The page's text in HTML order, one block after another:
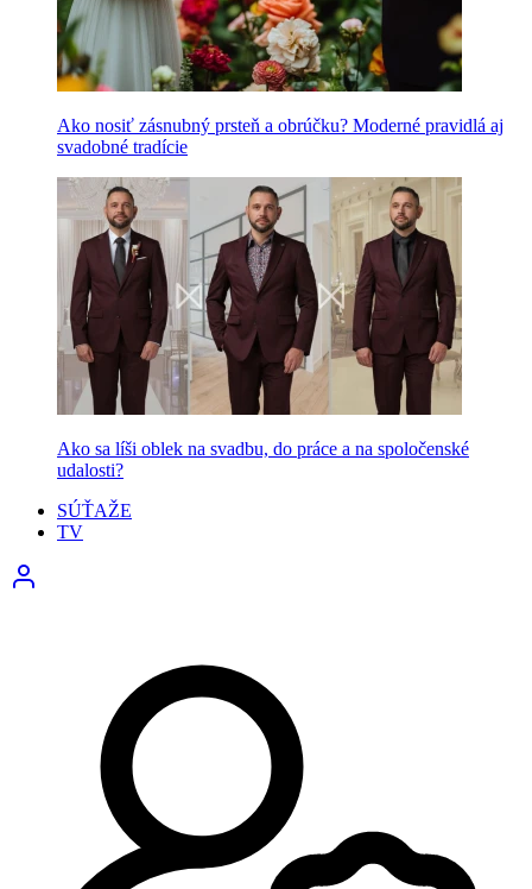
Ako nosiť zásnubný prsteň a obrúčku? Moderné pravidlá aj
svadobné tradície
Ako sa líši oblek na svadbu, do práce a na spoločenské
udalosti?
SÚŤAŽE
TV